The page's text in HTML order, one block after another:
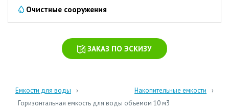
сточных
вод
химических
и
Очистные сооружения
ЗАКАЗ ПО ЭСКИЗУ
Емкости для воды
Накопительные емкости
Горизонтальная емкость для воды объемом 10 м3